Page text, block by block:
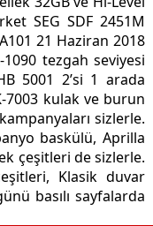
SEG SDF 2451M
21 Haziran 2018
tezgah seviyesi
5001 2’si 1 arada
7003 kulak ve burun
sizlerle.
baskülü, Aprilla
çeşitleri de sizlerle.
Klasik duvar
basılı sayfalarda